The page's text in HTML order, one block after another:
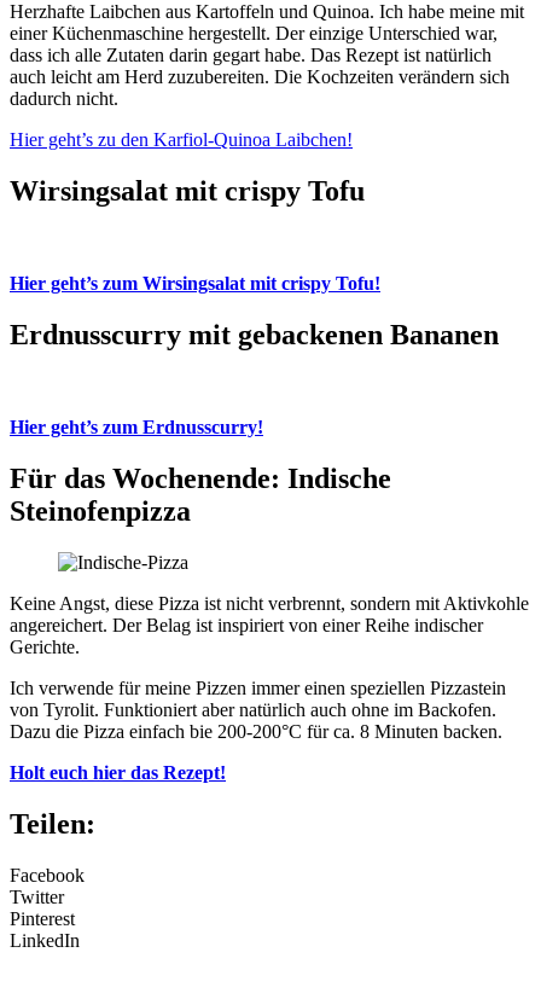
Herzhafte Laibchen aus Kartoffeln und Quinoa. Ich habe meine mit
einer Küchenmaschine hergestellt. Der einzige Unterschied war,
dass ich alle Zutaten darin gegart habe. Das Rezept ist natürlich
auch leicht am Herd zuzubereiten. Die Kochzeiten verändern sich
dadurch nicht.
Hier geht’s zu den Karfiol-Quinoa Laibchen!
Wirsingsalat mit crispy Tofu
Hier geht’s zum Wirsingsalat mit crispy Tofu!
Erdnusscurry mit gebackenen Bananen
Hier geht’s zum Erdnusscurry!
Für das Wochenende: Indische
Steinofenpizza
Keine Angst, diese Pizza ist nicht verbrennt, sondern mit Aktivkohle
angereichert. Der Belag ist inspiriert von einer Reihe indischer
Gerichte.
Ich verwende für meine Pizzen immer einen speziellen Pizzastein
von Tyrolit. Funktioniert aber natürlich auch ohne im Backofen.
Dazu die Pizza einfach bie 200-200°C für ca. 8 Minuten backen.
Holt euch hier das Rezept!
Teilen:
Facebook
Twitter
Pinterest
LinkedIn